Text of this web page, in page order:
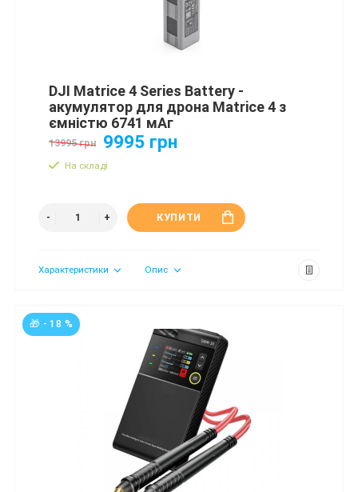
DJI Matrice 4 Series Battery -
акумулятор для дрона Matrice 4 з
ємністю 6741 мАг
13995 грн 9995 грн
На складі
КУПИТИ
Характеристики Опис
🎁 - 18 %